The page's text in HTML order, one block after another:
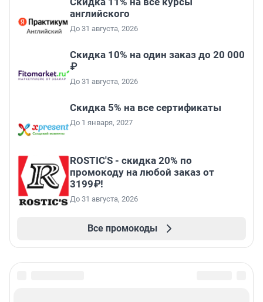
английского
До 31 августа, 2026
Скидка 10% на один заказ до 20 000
₽
До 31 августа, 2026
Скидка 5% на все сертификаты
До 1 января, 2027
ROSTIC'S - скидка 20% по
промокоду на любой заказ от
3199₽!
До 31 августа, 2026
Все промокоды